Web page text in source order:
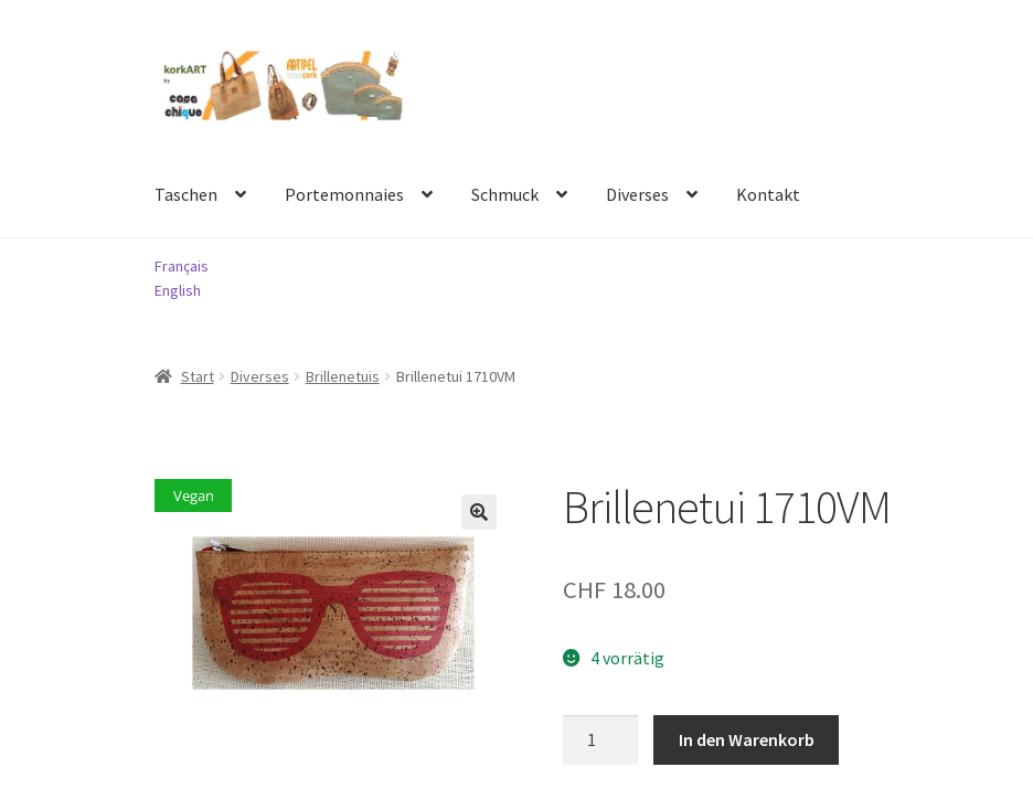
Navigation
springen
zum
Inhalt
Taschen Portemonnaies Schmuck Diverses Kontakt
Français
English
Start Diverses Brillenetuis Brillenetui 1710VM
Vegan Brillenetui 1710VM
CHF 18.00
4 vorrätig
In den Warenkorb